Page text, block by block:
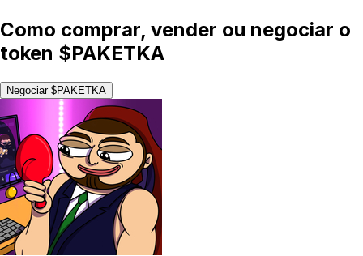
Como comprar, vender ou negociar o
token $PAKETKA
Negociar $PAKETKA